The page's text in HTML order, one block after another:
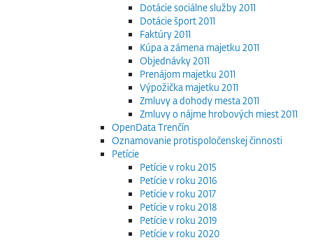
Dotácie sociálne služby 2011
Dotácie šport 2011
Faktúry 2011
Kúpa a zámena majetku 2011
Objednávky 2011
Prenájom majetku 2011
Výpožička majetku 2011
Zmluvy a dohody mesta 2011
Zmluvy o nájme hrobových miest 2011
OpenData Trenčín
Oznamovanie protispoločenskej činnosti
Petície
Petície v roku 2015
Petície v roku 2016
Petície v roku 2017
Petície v roku 2018
Petície v roku 2019
Petície v roku 2020